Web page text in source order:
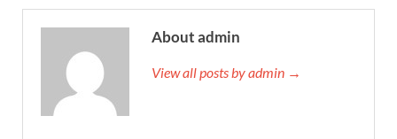
About admin
View all posts by admin →